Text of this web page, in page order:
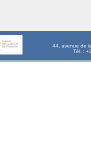
44, avenue de
Tél. :